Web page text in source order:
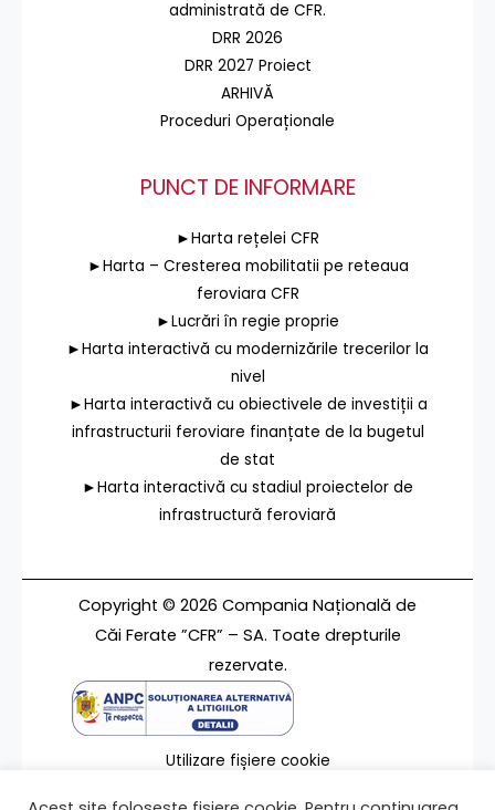
administrată de CFR.
DRR 2026
DRR 2027 Proiect
ARHIVĂ
Proceduri Operaționale
PUNCT DE INFORMARE
►Harta rețelei CFR
►Harta – Cresterea mobilitatii pe reteaua
feroviara CFR
►Lucrări în regie proprie
►Harta interactivă cu modernizările trecerilor la
nivel
►Harta interactivă cu obiectivele de investiții a
infrastructurii feroviare finanțate de la bugetul
de stat
►Harta interactivă cu stadiul proiectelor de
infrastructură feroviară
Copyright © 2026 Compania Națională de
Căi Ferate ”CFR” – SA. Toate drepturile
rezervate.
Utilizare fișiere cookie